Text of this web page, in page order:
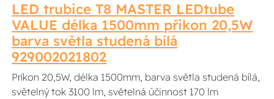
LED trubice T8 MASTER LEDtube
VALUE délka 1500mm přikon 20,5W
barva světla studená bílá
929002021802
Príkon 20,5W, délka 1500mm, barva světla studená bílá,
světelný tok 3100 lm, světelná účinnost 170 lm